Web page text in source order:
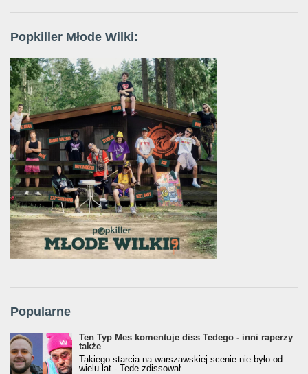
Popkiller Młode Wilki:
Popularne
Ten Typ Mes komentuje diss Tedego - inni raperzy
także
Takiego starcia na warszawskiej scenie nie było od
wielu lat - Tede zdissował...